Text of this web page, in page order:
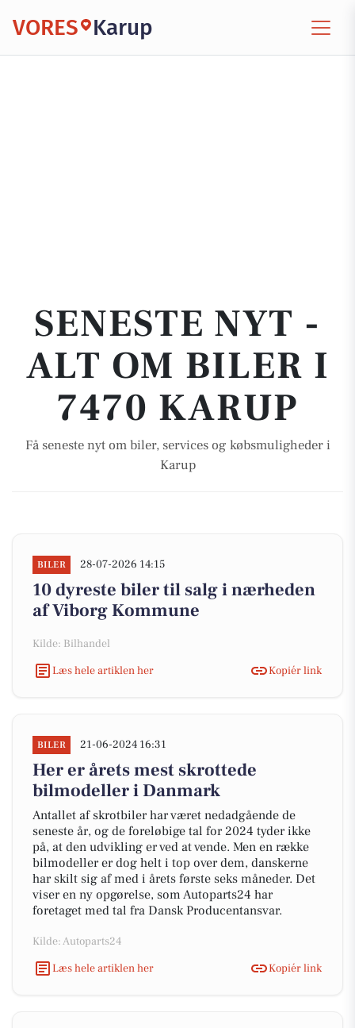
VORES Karup
SENESTE NYT -
ALT OM BILER I
7470 KARUP
Få seneste nyt om biler, services og købsmuligheder i
Karup
BILER 28-07-2026 14:15
10 dyreste biler til salg i nærheden
af Viborg Kommune
Kilde: Bilhandel
Læs hele artiklen her
Kopiér link
BILER 21-06-2024 16:31
Her er årets mest skrottede
bilmodeller i Danmark
Antallet af skrotbiler har været nedadgående de
seneste år, og de foreløbige tal for 2024 tyder ikke
på, at den udvikling er ved at vende. Men en række
bilmodeller er dog helt i top over dem, danskerne
har skilt sig af med i årets første seks måneder. Det
viser en ny opgørelse, som Autoparts24 har
foretaget med tal fra Dansk Producentansvar.
Kilde: Autoparts24
Læs hele artiklen her
Kopiér link